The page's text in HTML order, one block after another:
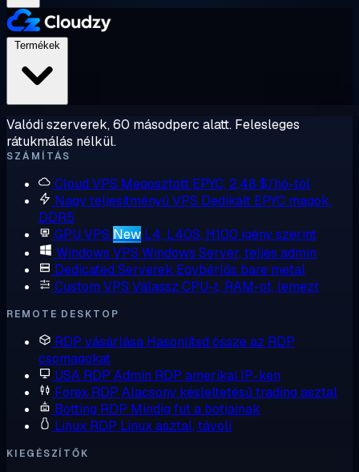
Valódi szerverek, 60 másodperc alatt. Felesleges
rátukmálás nélkül.
SZÁMÍTÁS
Cloud VPS Megosztott EPYC, 2,48 $/hó-tól
Nagy teljesítményű VPS Dedikált EPYC magok,
DDR5
GPU VPS New L4, L40S, H100 igény szerint
Windows VPS Windows Server, teljes admin
Dedicated Serverek Egybérlős bare metal
Custom VPS Válassz CPU-t, RAM-ot, lemezt
REMOTE DESKTOP
RDP vásárlása Hasonlítsd össze az RDP
csomagokat
USA RDP Admin RDP amerikai IP-ken
Forex RDP Alacsony késleltetésű trading asztal
Botting RDP Mindig fut a botjainak
Linux RDP Linux asztal, távoli
KIEGÉSZÍTŐK